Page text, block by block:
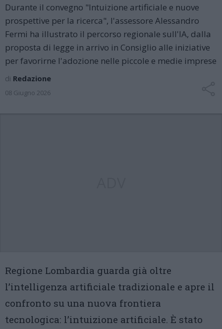
Durante il convegno "Intuizione artificiale e nuove
prospettive per la ricerca", l'assessore Alessandro
Fermi ha illustrato il percorso regionale sull'IA, dalla
proposta di legge in arrivo in Consiglio alle iniziative
per favorirne l'adozione nelle piccole e medie imprese
di Redazione
08 Giugno 2026
Regione Lombardia guarda già oltre
l’intelligenza artificiale tradizionale e apre il
confronto su una nuova frontiera
tecnologica: l’intuizione artificiale. È stato